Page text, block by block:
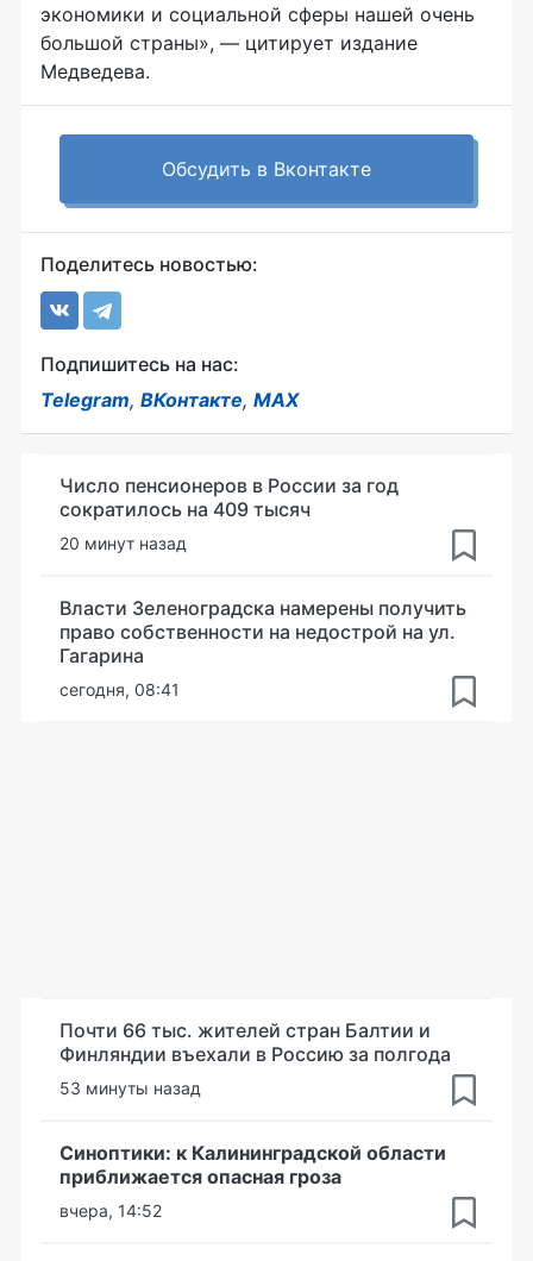
экономики и социальной сферы нашей очень
большой страны», — цитирует издание
Медведева.
Обсудить в Вконтакте
Поделитесь новостью:
Подпишитесь на нас:
Telegram, ВКонтакте, MAX
Число пенсионеров в России за год
сократилось на 409 тысяч
20 минут назад
Власти Зеленоградска намерены получить
право собственности на недострой на ул.
Гагарина
сегодня, 08:41
Почти 66 тыс. жителей стран Балтии и
Финляндии въехали в Россию за полгода
53 минуты назад
Синоптики: к Калининградской области
приближается опасная гроза
вчера, 14:52